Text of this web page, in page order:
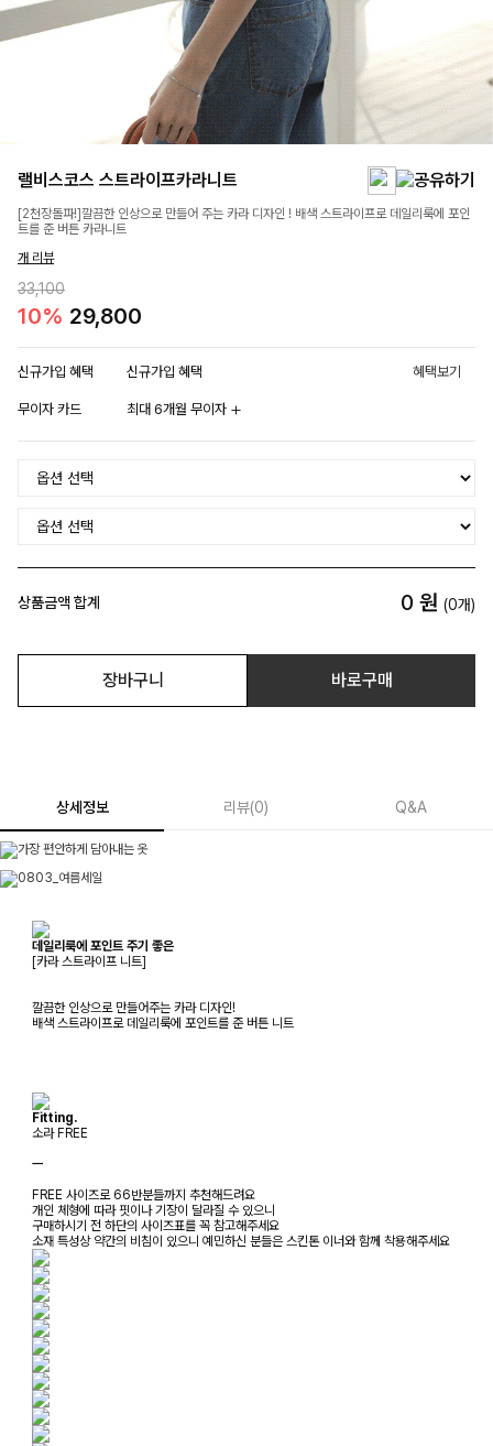
랠비스코스 스트라이프카라니트
[2천장돌파!]깔끔한 인상으로 만들어 주는 카라 디자인 ! 배색 스트라이프로 데일리룩에 포인
트를 준 버튼 카라니트
개 리뷰
33,100
10% 29,800
신규가입 혜택 신규가입 혜택 혜택보기
무이자 카드 최대 6개월 무이자
상품금액 합계 0 원 (0개)
장바구니 바로구매
상세정보 리뷰(0) Q&A
데일리룩에 포인트 주기 좋은
[카라 스트라이프 니트]
깔끔한 인상으로 만들어주는 카라 디자인!
배색 스트라이프로 데일리룩에 포인트를 준 버튼 니트
Fitting.
소라 FREE
ㅡ
FREE 사이즈로 66반분들까지 추천해드려요
개인 체형에 따라 핏이나 기장이 달라질 수 있으니
구매하시기 전 하단의 사이즈표를 꼭 참고해주세요
소재 특성상 약간의 비침이 있으니 예민하신 분들은 스킨톤 이너와 함께 착용해주세요